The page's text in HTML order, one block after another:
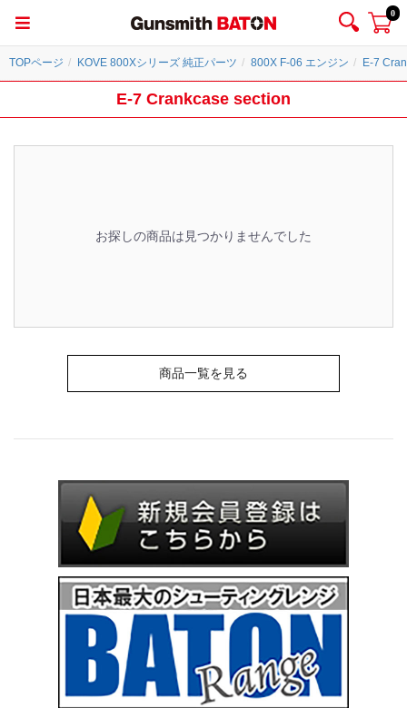
0
TOPページ KOVE 800Xシリーズ 純正パーツ 800X F-06 エンジン E-7
E-7 Crankcase section
お探しの商品は見つかりませんでした
商品一覧を見る